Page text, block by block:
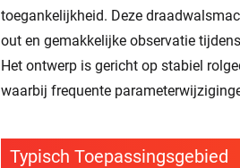
toegankelijkheid. Deze
out en gemakkelijke observatie
Het ontwerp is gericht op stabiel
waarbij frequente
Typisch Toepassingsgebied